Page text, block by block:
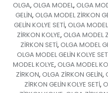
OLGA, OLGA MODEL, OLGA
GELİN, OLGA MODEL ZİRKON
GELİN KOLYE SETİ, OLGA
ZİRKON KOLYE, OLGA MODEL
ZİRKON SETİ, OLGA MODEL
OLGA MODEL GELİN KOLYE
MODEL KOLYE, OLGA MODEL
ZİRKON, OLGA ZİRKON GELİN,
ZİRKON GELİN KOLYE SETİ,